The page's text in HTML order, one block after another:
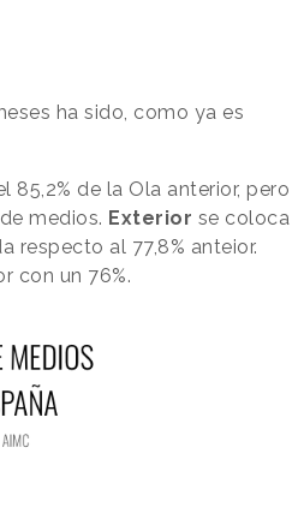
ha sido, como ya es
85,2% de la Ola anterior, pero
medios. Exterior se coloca
respecto al 77,8% anteior.
con un 76%.